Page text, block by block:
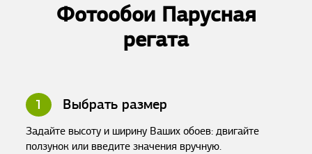
Фотообои Парусная
регата
1 Выбрать размер
Задайте высоту и ширину Ваших обоев: двигайте
ползунок или введите значения вручную.